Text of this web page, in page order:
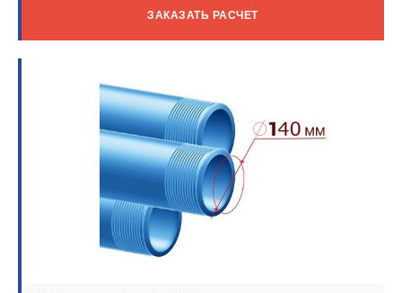
ЗАКАЗАТЬ РАСЧЕТ